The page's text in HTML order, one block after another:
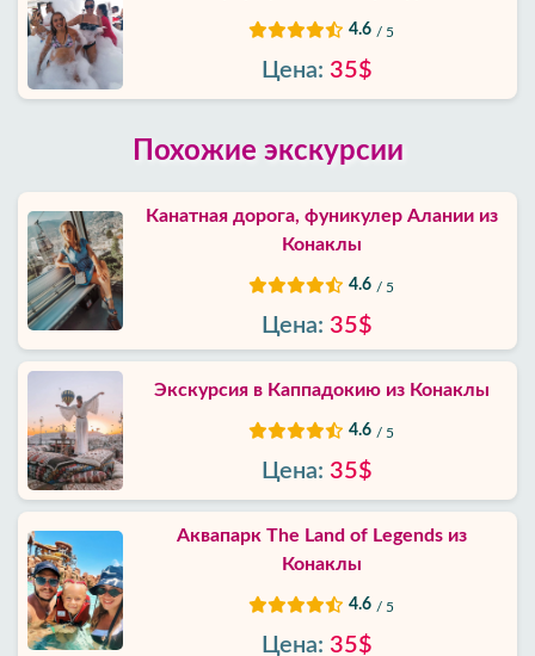
4.6 / 5
Цена: 35$
Похожие экскурсии
Канатная дорога, фуникулер Алании из
Конаклы
4.6 / 5
Цена: 35$
Экскурсия в Каппадокию из Конаклы
4.6 / 5
Цена: 35$
Аквапарк The Land of Legends из
Конаклы
4.6 / 5
Цена: 35$